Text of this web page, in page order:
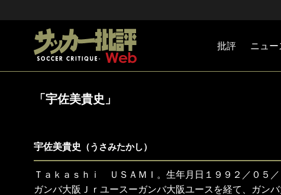
批評 ニュー
「宇佐美貴史」
宇佐美貴史 （うさみたかし）
Ｔａｋａｓｈｉ ＵＳＡＭＩ。生年月日１９９２／０５
ガンバ大阪Ｊｒユースーガンバ大阪ユースを経て、ガン